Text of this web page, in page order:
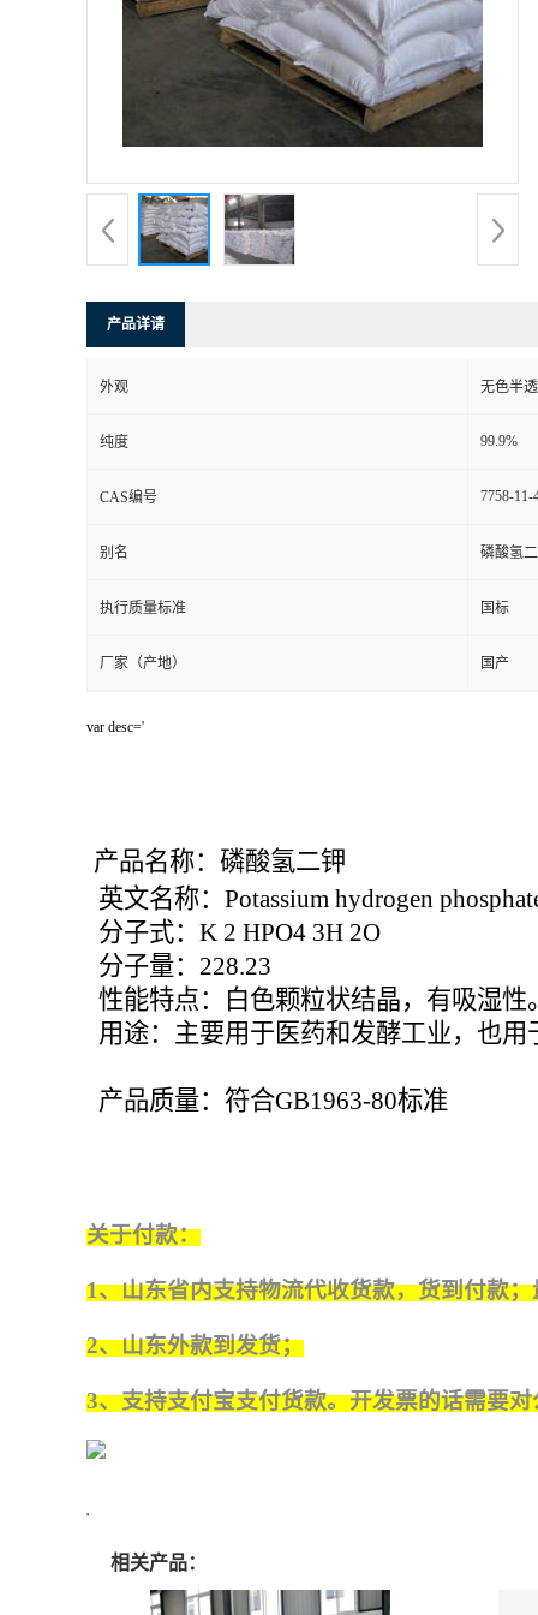
产品详请
外观 无色半
纯度 99.9%
CAS编号 7758-11-
别名 磷酸氢
执行质量标准 国标
厂家（产地） 国产
var desc='
产品名称：磷酸氢二钾
英文名称：Potassium hydrogen
分子式：K 2 HPO4 3H 2O
分子量：228.23
性能特点：白色颗粒状结晶，有吸湿
用途：主要用于医药和发酵工业，也
产品质量：符合GB1963-80标准
关于付款：
1、山东省内支持物流代收货款，货到付款
2、山东外款到发货；
3、支持支付宝支付货款。开发票的话需要
'
相关产品：